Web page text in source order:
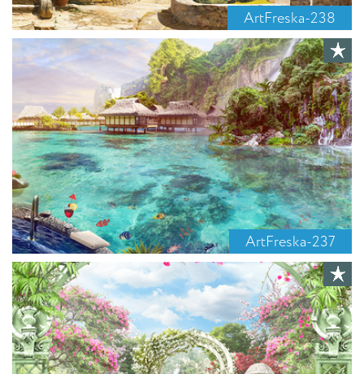
ArtFreska-238
ArtFreska-237